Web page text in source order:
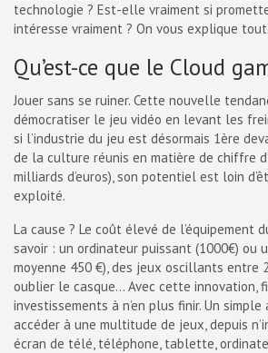
technologie ? Est-elle vraiment si
intéresse vraiment ? On vous explique tout.
Qu’est-ce que le Cloud
Jouer sans se ruiner. Cette nouvelle
démocratiser le jeu vidéo en levant les
si l’industrie du jeu est désormais 1ère
de la culture réunis en matière de chiffre
milliards d’euros), son potentiel est loin
exploité.
La cause ? Le coût élevé de l’équipement
savoir : un ordinateur puissant (1000€) ou
moyenne 450 €), des jeux oscillants entre
oublier le casque… Avec cette innovation,
investissements à n’en plus finir. Un
accéder à une multitude de jeux, depuis
écran de télé, téléphone, tablette,